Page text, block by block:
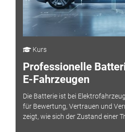
Kurs
Professionelle
E-Fahrzeugen
Die Batterie ist bei
für Bewertung, Vertrauen und
zeigt, wie sich der Zustand einer